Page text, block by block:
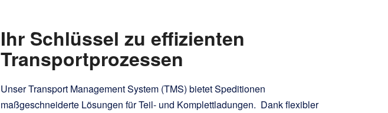
Ihr Schlüssel zu effizienten
Transportprozessen
Unser Transport Management System (TMS) bietet Speditionen
maßgeschneiderte Lösungen für Teil- und Komplettladungen. Dank flexibler